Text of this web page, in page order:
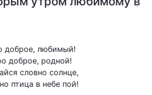
доброе, любимый!
доброе, родной!
словно солнце,
птица в небе пой!